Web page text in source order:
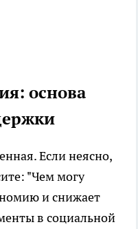
основа
Если неясно,
"Чем могу
и снижает
в социальной